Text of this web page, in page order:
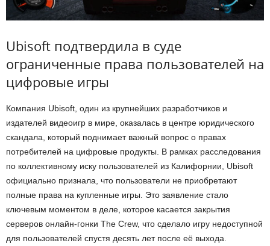
Ubisoft подтвердила в суде
ограниченные права пользователей на
цифровые игры
Компания Ubisoft, один из крупнейших разработчиков и
издателей видеоигр в мире, оказалась в центре юридического
скандала, который поднимает важный вопрос о правах
потребителей на цифровые продукты. В рамках расследования
по коллективному иску пользователей из Калифорнии, Ubisoft
официально признала, что пользователи не приобретают
полные права на купленные игры. Это заявление стало
ключевым моментом в деле, которое касается закрытия
серверов онлайн-гонки The Crew, что сделало игру недоступной
для пользователей спустя десять лет после её выхода.